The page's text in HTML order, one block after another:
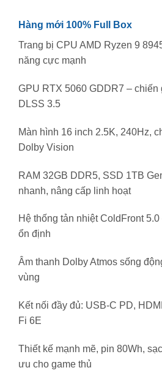
Hàng mới 100% Full Box
Trang bị CPU AMD Ryzen 9
năng cực mạnh
GPU RTX 5060 GDDR7 – chiến
DLSS 3.5
Màn hình 16 inch 2.5K, 240Hz,
Dolby Vision
RAM 32GB DDR5, SSD 1TB
nhanh, nâng cấp linh hoạt
Hệ thống tản nhiệt ColdFront
ổn định
Âm thanh Dolby Atmos sống
vùng
Kết nối đầy đủ: USB-C PD,
Fi 6E
Thiết kế mạnh mẽ, pin 80Wh,
ưu cho game thủ